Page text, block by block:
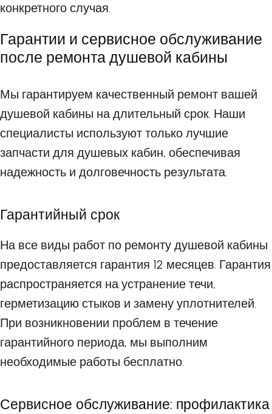
конкретного случая.
Гарантии и сервисное обслуживание
после ремонта душевой кабины
Мы гарантируем качественный ремонт вашей
душевой кабины на длительный срок. Наши
специалисты используют только лучшие
запчасти для душевых кабин, обеспечивая
надежность и долговечность результата.
Гарантийный срок
На все виды работ по ремонту душевой кабины
предоставляется гарантия 12 месяцев. Гарантия
распространяется на устранение течи,
герметизацию стыков и замену уплотнителей.
При возникновении проблем в течение
гарантийного периода, мы выполним
необходимые работы бесплатно.
Сервисное обслуживание: профилактика